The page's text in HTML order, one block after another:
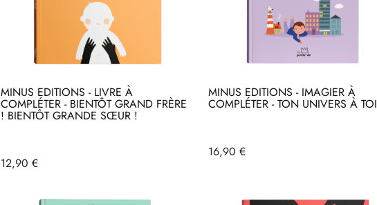
MINUS EDITIONS - LIVRE À
COMPLÉTER - BIENTÔT GRAND FRÈRE
! BIENTÔT GRANDE SŒUR !
Prix
12,90 €
MINUS EDITIONS - IMAGIER À
COMPLÉTER - TON UNIVERS À TOI
Prix
16,90 €